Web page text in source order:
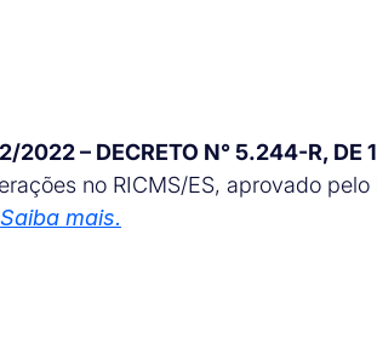
2022 – DECRETO N° 5.244-R, DE
no RICMS/ES, aprovado
Saiba mais.